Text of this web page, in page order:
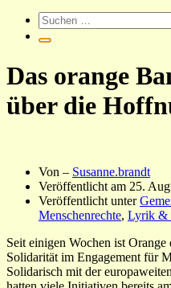
Das orange
über die
Von – Susanne.brandt
Veröffentlicht am 25.
Veröffentlicht unter
Menschenrechte, Lyrik &
Seit einigen Wochen ist
Solidarität im Engagement für
Solidarisch mit der